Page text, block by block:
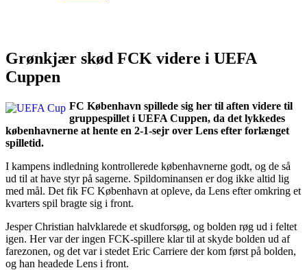
Grønkjær skød FCK videre i UEFA
Cuppen
FC København spillede sig her til aften videre til
gruppespillet i UEFA Cuppen, da det lykkedes
københavnerne at hente en 2-1-sejr over Lens efter forlænget
spilletid.
I kampens indledning kontrollerede københavnerne godt, og de så
ud til at have styr på sagerne. Spildominansen er dog ikke altid lig
med mål. Det fik FC København at opleve, da Lens efter omkring et
kvarters spil bragte sig i front.
Jesper Christian halvklarede et skudforsøg, og bolden røg ud i feltet
igen. Her var der ingen FCK-spillere klar til at skyde bolden ud af
farezonen, og det var i stedet Eric Carriere der kom først på bolden,
og han headede Lens i front.